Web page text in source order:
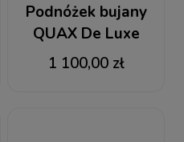
Podnóżek bujany
QUAX De Luxe
Czarny
1 100,00 zł